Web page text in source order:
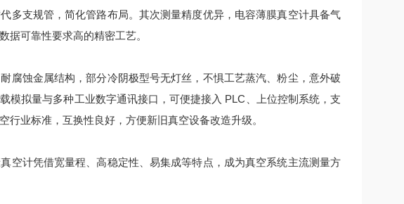
多支规管，简化管路布局。其次测量精度优异，电容薄膜真空计具备气
据可靠性要求高的精密工艺。
蚀金属结构，部分冷阴极型号无灯丝，不惧工艺蒸汽、粉尘，意外破
模拟量与多种工业数字通讯接口，可便捷接入 PLC、上位控制系统，支
业标准，互换性良好，方便新旧真空设备改造升级。
计凭借宽量程、高稳定性、易集成等特点，成为真空系统主流测量方